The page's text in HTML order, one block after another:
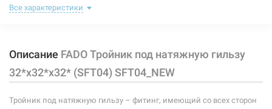
Номинальное давление:
Рабочая среда: жидкая неагрессивная
Размер:
Материал корпуса: латунь CW602N
Все характеристики
Описание FADO Тройник под натяжную гильзу
32*х32*х32* (SFT04) SFT04_NEW
Тройник под натяжную гильзу – фитинг, имеющий со всех сторон